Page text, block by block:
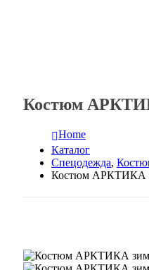
Костюм
Home
Каталог
Спецодежда,
Костюм АРКТИКА